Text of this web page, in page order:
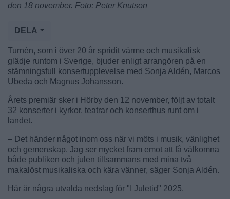
den 18 november. Foto: Peter Knutson
DELA
Turnén, som i över 20 år spridit värme och musikalisk
glädje runtom i Sverige, bjuder enligt arrangören på en
stämningsfull konsertupplevelse med Sonja Aldén, Marcos
Ubeda och Magnus Johansson.
Årets premiär sker i Hörby den 12 november, följt av totalt
32 konserter i kyrkor, teatrar och konserthus runt om i
landet.
– Det händer något inom oss när vi möts i musik, vänlighet
och gemenskap. Jag ser mycket fram emot att få välkomna
både publiken och julen tillsammans med mina två
makalöst musikaliska och kära vänner, säger Sonja Aldén.
Här är några utvalda nedslag för "I Juletid" 2025.